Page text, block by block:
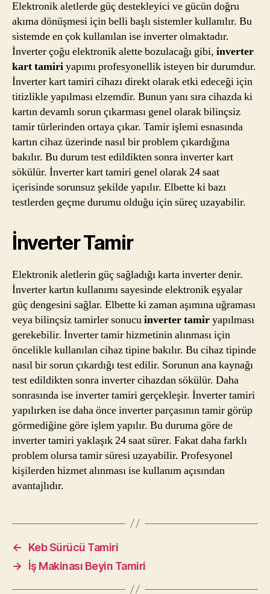
Elektronik aletlerde güç destekleyici ve gücün doğru
akıma dönüşmesi için belli başlı sistemler kullanılır. Bu
sistemde en çok kullanılan ise inverter olmaktadır.
İnverter çoğu elektronik alette bozulacağı gibi, inverter
kart tamiriyapımı profesyonellik isteyen bir durumdur.
İnverter kart tamiri cihazı direkt olarak etki edeceği için
titizlikle yapılması elzemdir. Bunun yanı sıra cihazda ki
kartın devamlı sorun çıkarması genel olarak bilinçsiz
tamir türlerinden ortaya çıkar. Tamir işlemi esnasında
kartın cihaz üzerinde nasıl bir problem çıkardığına
bakılır. Bu durum test edildikten sonra inverter kart
sökülür. İnverter kart tamiri genel olarak 24 saat
içerisinde sorunsuz şekilde yapılır. Elbette ki bazı
testlerden geçme durumu olduğu için süreç uzayabilir.
İnverter Tamir
Elektronik aletlerin güç sağladığı karta inverter denir.
İnverter kartın kullanımı sayesinde elektronik eşyalar
güç dengesini sağlar. Elbette ki zaman aşımına uğraması
veya bilinçsiz tamirler sonucuinverter tamiryapılması
gerekebilir. İnverter tamir hizmetinin alınması için
öncelikle kullanılan cihaz tipine bakılır. Bu cihaz tipinde
nasıl bir sorun çıkardığı test edilir. Sorunun ana kaynağı
test edildikten sonra inverter cihazdan sökülür. Daha
sonrasında ise inverter tamiri gerçekleşir. İnverter tamiri
yapılırken ise daha önce inverter parçasının tamir görüp
görmediğine göre işlem yapılır. Bu duruma göre de
inverter tamiri yaklaşık 24 saat sürer. Fakat daha farklı
problem olursa tamir süresi uzayabilir. Profesyonel
kişilerden hizmet alınması ise kullanım açısından
avantajlıdır.
←
Keb Sürücü Tamiri
→
İş Makinası Beyin Tamiri